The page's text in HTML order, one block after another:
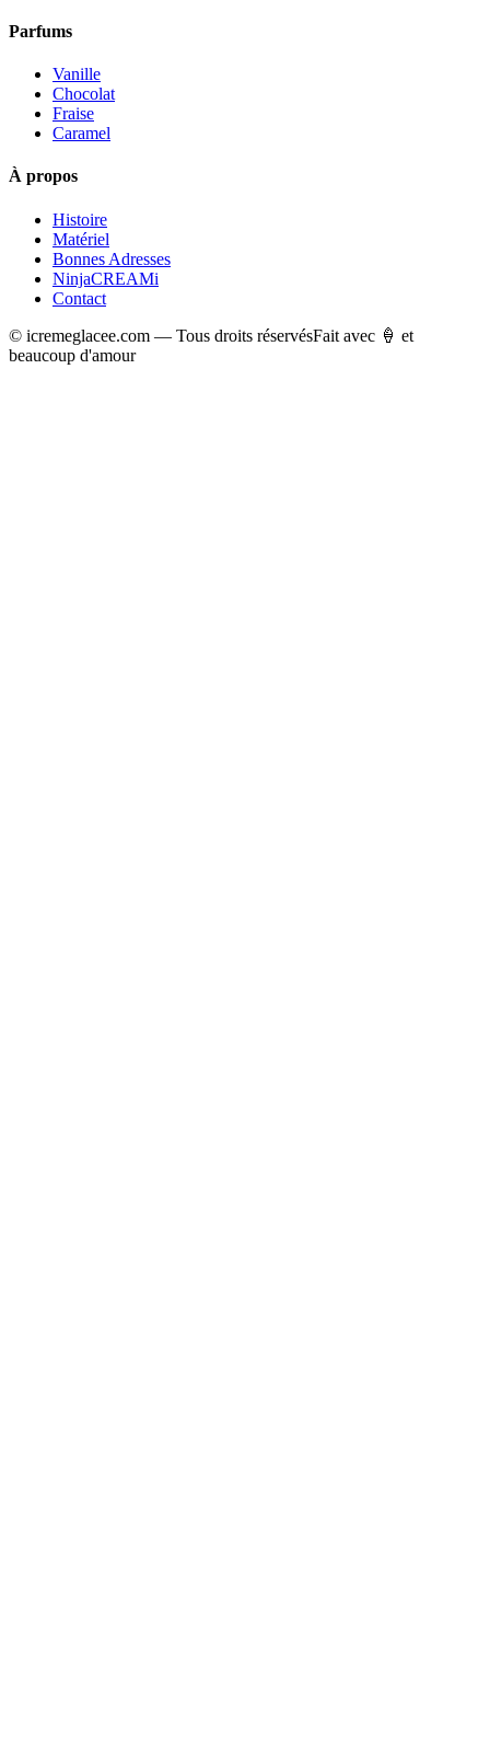
Parfums
Vanille
Chocolat
Fraise
Caramel
À propos
Histoire
Matériel
Bonnes Adresses
NinjaCREAMi
Contact
© icremeglacee.com — Tous droits réservésFait avec 🍦 et
beaucoup d'amour